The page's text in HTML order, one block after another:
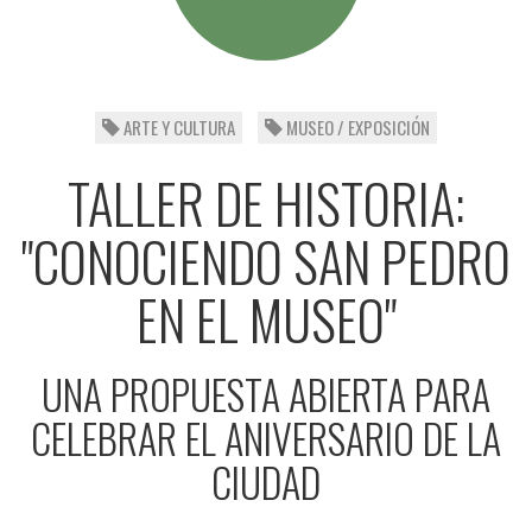
ARTE Y CULTURA MUSEO / EXPOSICIÓN
TALLER DE HISTORIA:
"CONOCIENDO SAN PEDRO
EN EL MUSEO"
UNA PROPUESTA ABIERTA PARA
CELEBRAR EL ANIVERSARIO DE LA
CIUDAD